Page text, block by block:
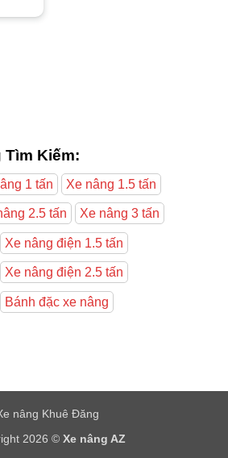
Kiếm:
1 tấn Xe nâng 1.5 tấn
2.5 tấn Xe nâng 3 tấn
Xe nâng điện 1.5 tấn
Xe nâng điện 2.5 tấn
Bánh đặc xe nâng
nâng Khuê Đăng
2026 © Xe nâng AZ